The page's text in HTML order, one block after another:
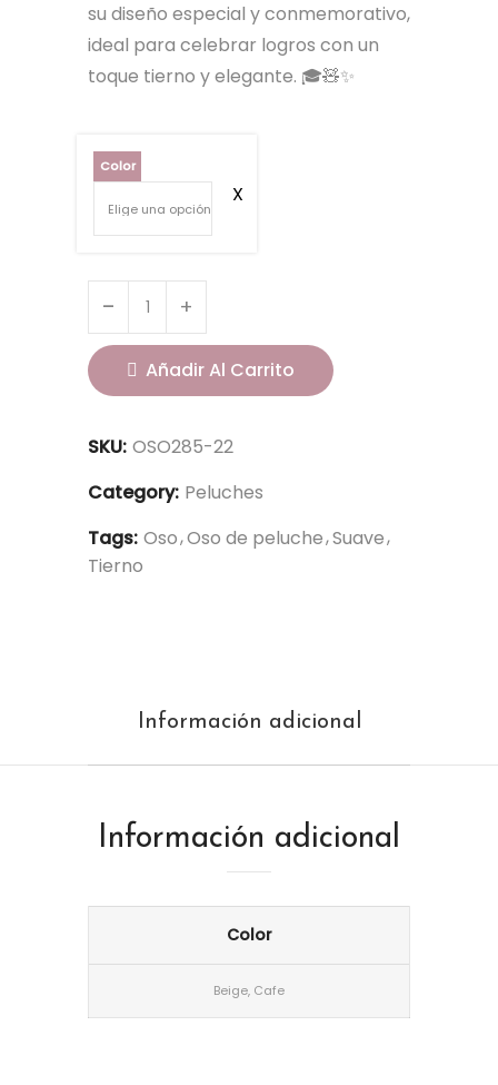
su diseño especial y conmemorativo,
ideal para celebrar logros con un
toque tierno y elegante. 🎓🧸✨
Color
Añadir Al Carrito
SKU: OSO285-22
Category: Peluches
Tags: Oso Oso de peluche Suave
Tierno
Información adicional
Información adicional
Color
Beige, Cafe